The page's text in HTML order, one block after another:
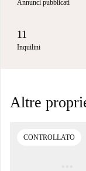
Annunci pubblicati
11
Inquilini
Altre
CONTROLLATO